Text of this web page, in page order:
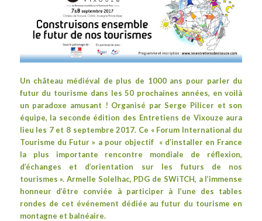
Un château médiéval de plus de 1000 ans pour parler du
futur du tourisme dans les 50 prochaines années, en voilà
un paradoxe amusant ! Organisé parSerge Pilicer et son
équipe, la seconde édition des Entretiens de Vixouze aura
lieu les 7 et 8 septembre 2017. Ce « Forum International du
Tourisme du Futur » a pour objectif « d’installer en France
la plus importante rencontre mondiale de réflexion,
d’échanges et d’orientation sur les futurs de nos
tourismes ». Armelle Solelhac, PDG de SWiTCH, a l’immense
honneur d’être conviée à participer à l’une des tables
rondes de cet événement dédiée au futur du tourisme en
montagne et balnéaire.